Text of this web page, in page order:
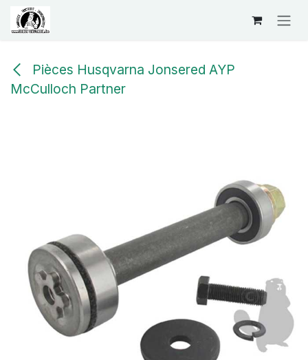
Se rendre au contenu
Pièces Husqvarna Jonsered AYP
McCulloch Partner